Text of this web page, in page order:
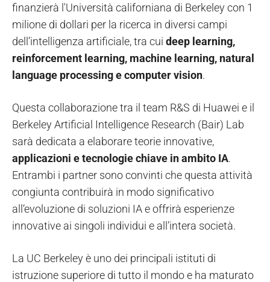
finanzierà l'Università californiana di Berkeley con 1
milione di dollari per la ricerca in diversi campi
dell’intelligenza artificiale, tra cui deep learning,
reinforcement learning, machine learning, natural
language processing e computer vision.
Questa collaborazione tra il team R&S di Huawei e il
Berkeley Artificial Intelligence Research (Bair) Lab
sarà dedicata a elaborare teorie innovative,
applicazioni e tecnologie chiave in ambito IA.
Entrambi i partner sono convinti che questa attività
congiunta contribuirà in modo significativo
all‘evoluzione di soluzioni IA e offrirà esperienze
innovative ai singoli individui e all’intera società.
La UC Berkeley è uno dei principali istituti di
istruzione superiore di tutto il mondo e ha maturato